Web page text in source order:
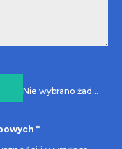
Nie wybrano żadnego pliku
*